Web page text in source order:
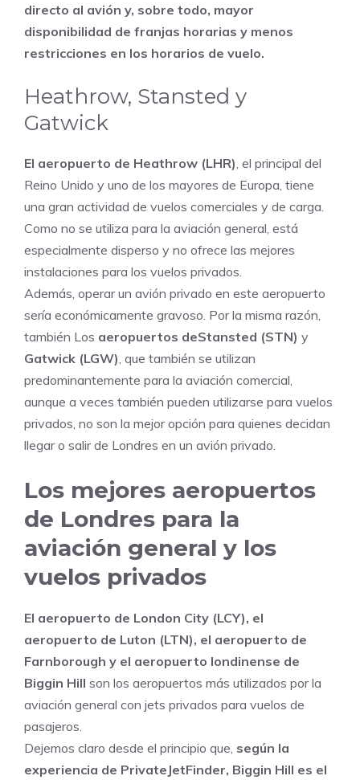
directo al avión y, sobre todo, mayor
disponibilidad de franjas horarias y menos
restricciones en los horarios de vuelo.
Heathrow, Stansted y
Gatwick
El aeropuerto de Heathrow (LHR) , el principal del
Reino Unido y uno de los mayores de Europa, tiene
una gran actividad de vuelos comerciales y de carga.
Como no se utiliza para la aviación general, está
especialmente disperso y no ofrece las mejores
instalaciones para los vuelos privados.
Además, operar un avión privado en este aeropuerto
sería económicamente gravoso. Por la misma razón,
también Los aeropuertos deStansted (STN) y
Gatwick (LGW) , que también se utilizan
predominantemente para la aviación comercial,
aunque a veces también pueden utilizarse para vuelos
privados, no son la mejor opción para quienes decidan
llegar o salir de Londres en un avión privado.
Los mejores aeropuertos
de Londres para la
aviación general y los
vuelos privados
El aeropuerto de London City (LCY), el
aeropuerto de Luton (LTN), el aeropuerto de
Farnborough y el aeropuerto londinense de
Biggin Hill son los aeropuertos más utilizados por la
aviación general con jets privados para vuelos de
pasajeros.
Dejemos claro desde el principio que, según la
experiencia de PrivateJetFinder, Biggin Hill es el